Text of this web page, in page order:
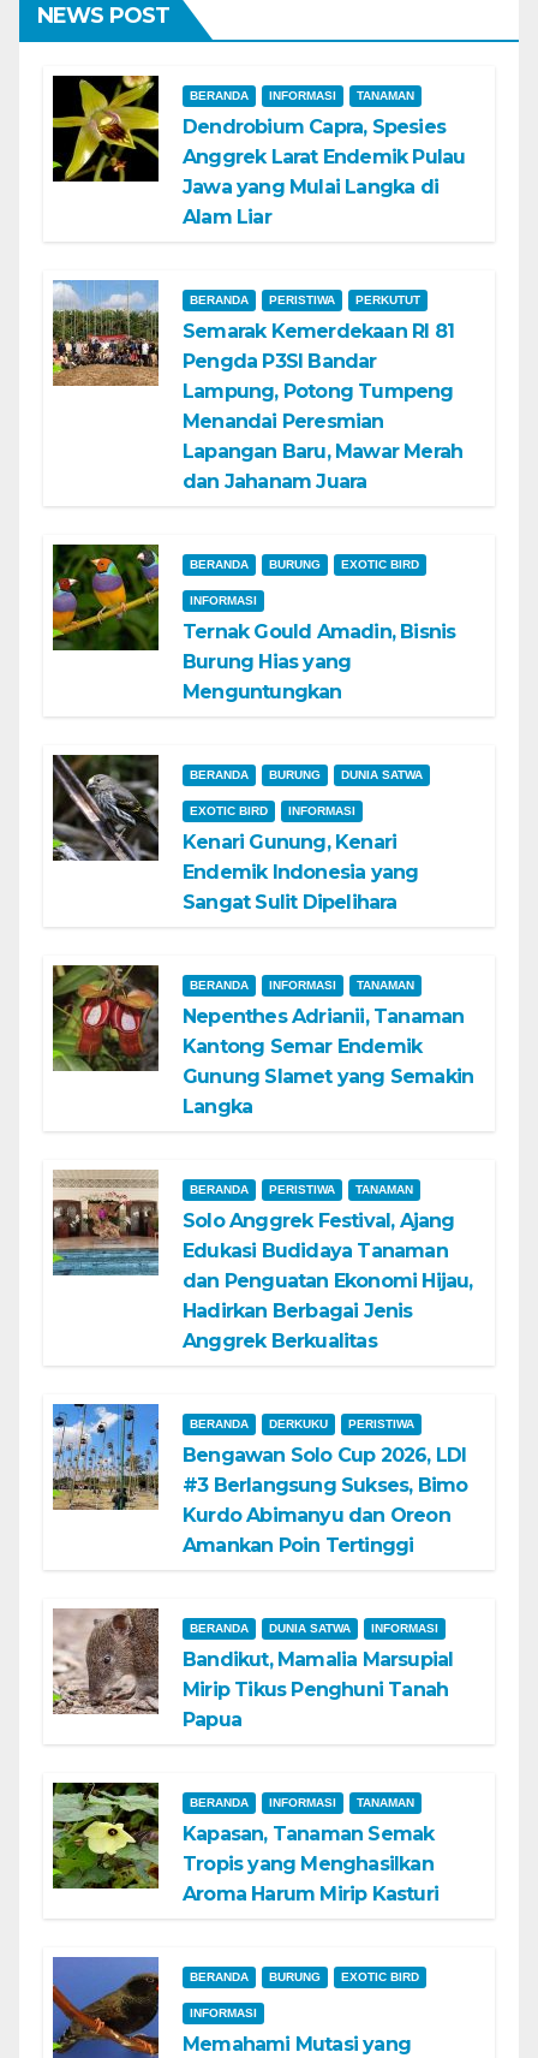
NEWS POST
BERANDA INFORMASI TANAMAN
Dendrobium Capra, Spesies
Anggrek Larat Endemik Pulau
Jawa yang Mulai Langka di
Alam Liar
BERANDA PERISTIWA PERKUTUT
Semarak Kemerdekaan RI 81
Pengda P3SI Bandar
Lampung, Potong Tumpeng
Menandai Peresmian
Lapangan Baru, Mawar Merah
dan Jahanam Juara
BERANDA BURUNG EXOTIC BIRD
INFORMASI
Ternak Gould Amadin, Bisnis
Burung Hias yang
Menguntungkan
BERANDA BURUNG DUNIA SATWA
EXOTIC BIRD INFORMASI
Kenari Gunung, Kenari
Endemik Indonesia yang
Sangat Sulit Dipelihara
BERANDA INFORMASI TANAMAN
Nepenthes Adrianii, Tanaman
Kantong Semar Endemik
Gunung Slamet yang Semakin
Langka
BERANDA PERISTIWA TANAMAN
Solo Anggrek Festival, Ajang
Edukasi Budidaya Tanaman
dan Penguatan Ekonomi Hijau,
Hadirkan Berbagai Jenis
Anggrek Berkualitas
BERANDA DERKUKU PERISTIWA
Bengawan Solo Cup 2026, LDI
#3 Berlangsung Sukses, Bimo
Kurdo Abimanyu dan Oreon
Amankan Poin Tertinggi
BERANDA DUNIA SATWA INFORMASI
Bandikut, Mamalia Marsupial
Mirip Tikus Penghuni Tanah
Papua
BERANDA INFORMASI TANAMAN
Kapasan, Tanaman Semak
Tropis yang Menghasilkan
Aroma Harum Mirip Kasturi
BERANDA BURUNG EXOTIC BIRD
INFORMASI
Memahami Mutasi yang